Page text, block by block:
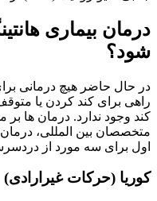
بیماری
حاضر هیچ درمانی برای
برای کند کردن یا متوقف
ندارد. درمان ها بر
بین المللی، درمان های
برای سه مورد از
(حرکات غیرارادی)